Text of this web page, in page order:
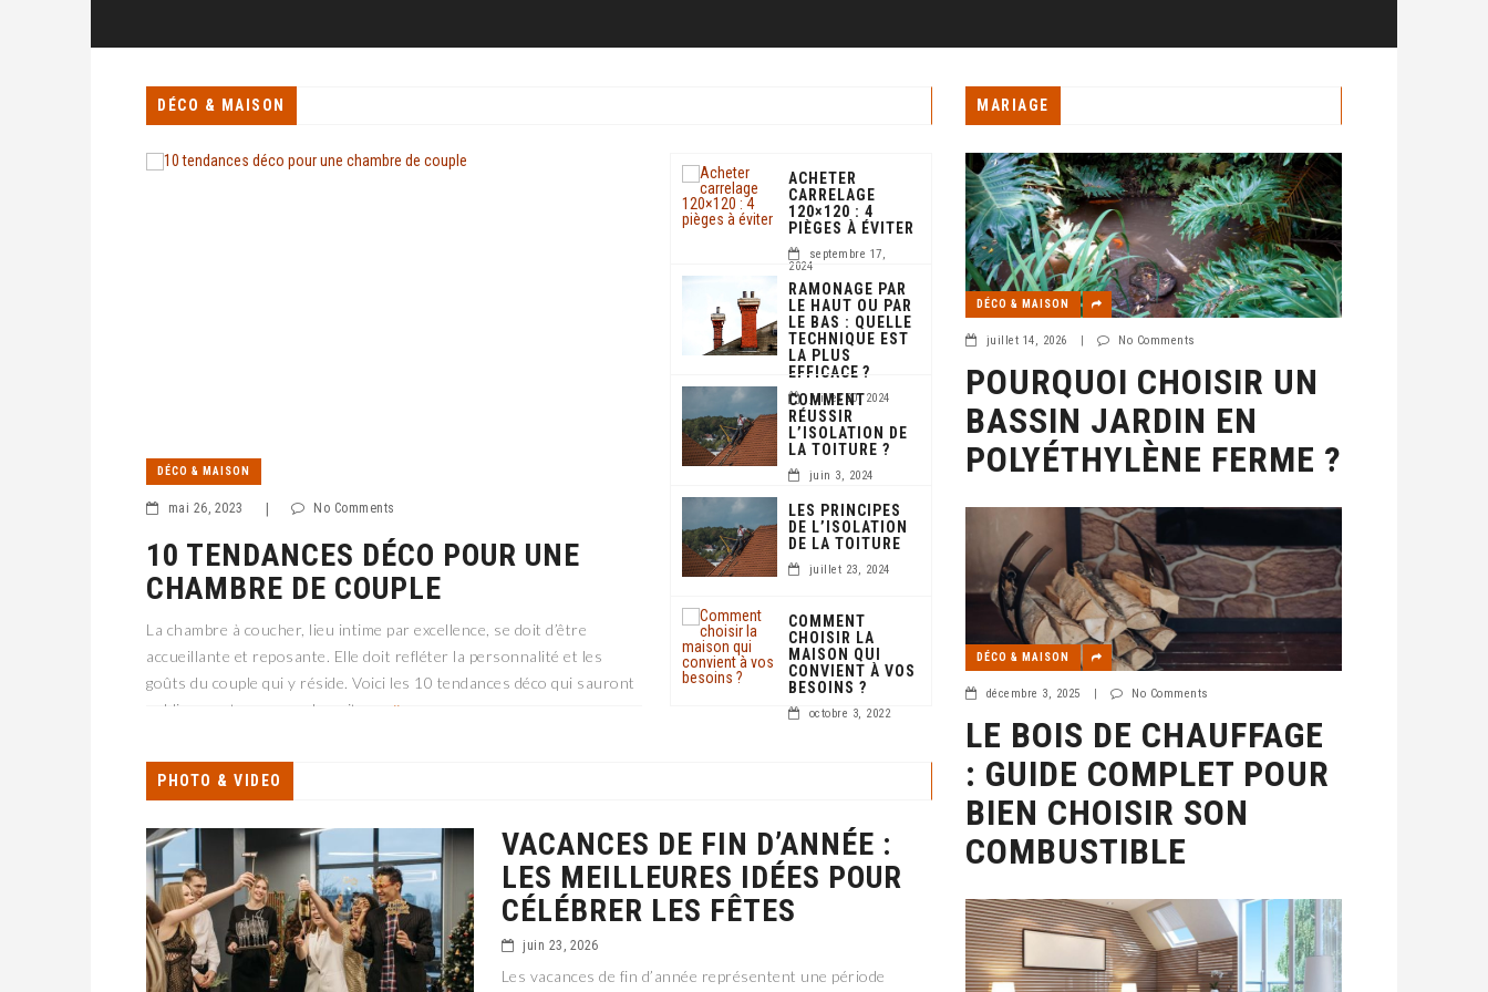
DÉCO & MAISON
DÉCO & MAISON
mai 26, 2023 No Comments
10 TENDANCES DÉCO POUR UNE
CHAMBRE DE COUPLE
La chambre à coucher, lieu intime par excellence, se doit d’être
accueillante et reposante. Elle doit refléter la personnalité et les
goûts du couple qui y réside. Voici les 10 tendances déco qui sauront
sublimer votre espace de nuit en
ACHETER
CARRELAGE
120×120 : 4
PIÈGES À ÉVITER
septembre 17,
2024
RAMONAGE PAR
LE HAUT OU PAR
LE BAS : QUELLE
TECHNIQUE EST
LA PLUS
EFFICACE ?
juillet 30, 2024
COMMENT
RÉUSSIR
L’ISOLATION DE
LA TOITURE ?
juin 3, 2024
LES PRINCIPES
DE L’ISOLATION
DE LA TOITURE
juillet 23, 2024
COMMENT
CHOISIR LA
MAISON QUI
CONVIENT À VOS
BESOINS ?
octobre 3, 2022
PHOTO & VIDEO
VACANCES DE FIN D’ANNÉE :
LES MEILLEURES IDÉES POUR
CÉLÉBRER LES FÊTES
juin 23, 2026
Les vacances de fin d’année représentent une période
MARIAGE
DÉCO & MAISON
juillet 14, 2026 | No Comments
POURQUOI CHOISIR UN
BASSIN JARDIN EN
POLYÉTHYLÈNE FERME ?
DÉCO & MAISON
décembre 3, 2025 No Comments
LE BOIS DE CHAUFFAGE
: GUIDE COMPLET POUR
BIEN CHOISIR SON
COMBUSTIBLE